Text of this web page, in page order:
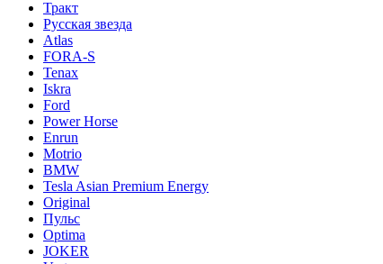
Тракт
Русская звезда
Atlas
FORA-S
Tenax
Iskra
Ford
Power Horse
Enrun
Motrio
BMW
Tesla Asian Premium Energy
Original
Пульс
Optima
JOKER